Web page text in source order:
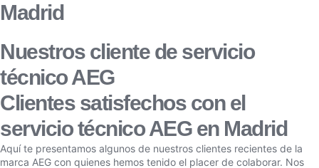
Madrid
Nuestros cliente de servicio
técnico AEG
Clientes satisfechos con el
servicio técnico AEG en Madrid
Aquí te presentamos algunos de nuestros clientes recientes de la
marca AEG con quienes hemos tenido el placer de colaborar. Nos